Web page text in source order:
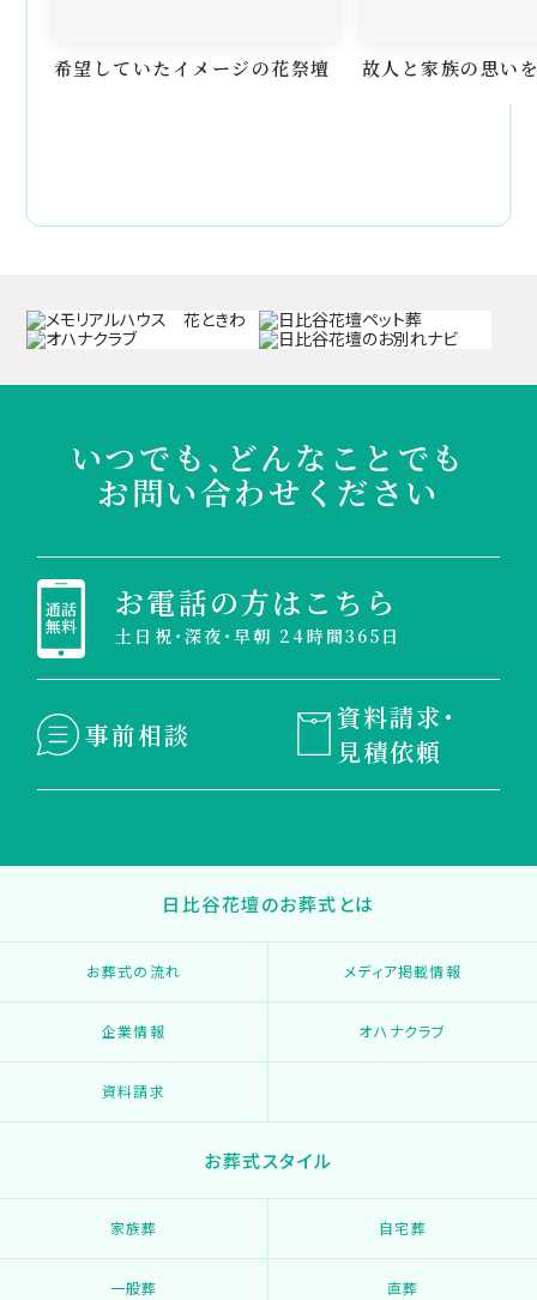
希望していたイメージの花祭壇 故人と家族の思い
いつでも、どんなことでも
お問い合わせください
お電話の方はこちら
土日祝・深夜・早朝 24時間365日
事前相談
資料請求・
見積依頼
日比谷花壇のお葬式とは
お葬式の流れ メディア掲載情報
企業情報 オハナクラブ
資料請求
お葬式スタイル
家族葬 自宅葬
一般葬 直葬